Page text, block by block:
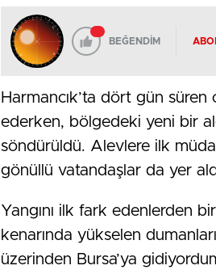
BEĞENDİM
Harmancık’ta dört gün süren
ederken, bölgedeki yeni bir
söndürüldü. Alevlere ilk
gönüllü vatandaşlar da yer
Yangını ilk fark edenlerden
kenarında yükselen
üzerinden Bursa’ya